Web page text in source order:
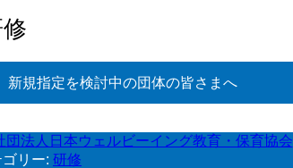
新規指定を検討中の団体の皆さまへ
団法人日本ウェルビーイング教育・保育協会
ゴリー: 研修